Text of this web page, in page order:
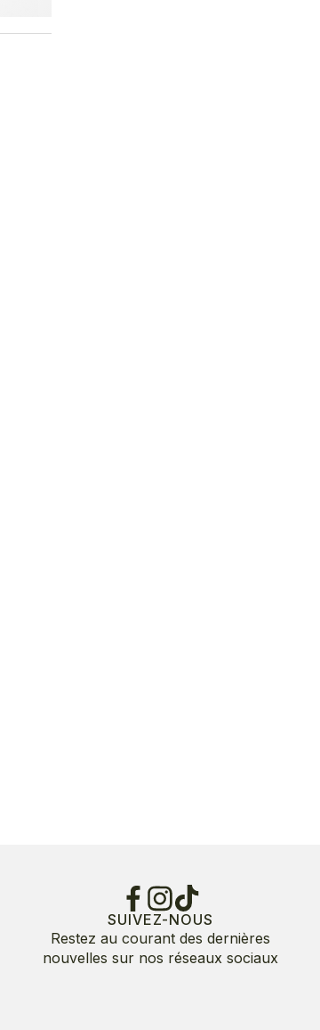
SUIVEZ-NOUS
Restez au courant des dernières
nouvelles sur nos réseaux sociaux